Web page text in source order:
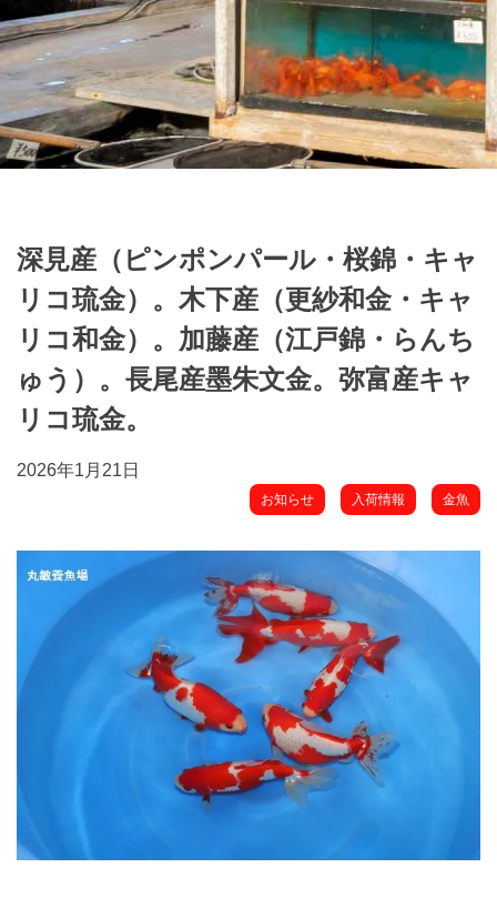
深見産（ピンポンパール・桜錦・キャ
リコ琉金）。木下産（更紗和金・キャ
リコ和金）。加藤産（江戸錦・らんち
ゅう）。長尾産墨朱文金。弥富産キャ
リコ琉金。
2026年1月21日
お知らせ 入荷情報 金魚